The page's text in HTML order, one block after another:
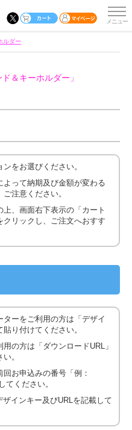
ルダー
＆キーホルダー」
をお選びください。
よって納期及び金額が変わる
注意ください。
、画面右下表示の「カート
クリックし、ご注文へおすす
ターをご利用の方は「デザイ
り付けてください。
の方は「ダウンロードURL」
。
お申込みの番号「例：
てください。
インキー及びURLを記載して